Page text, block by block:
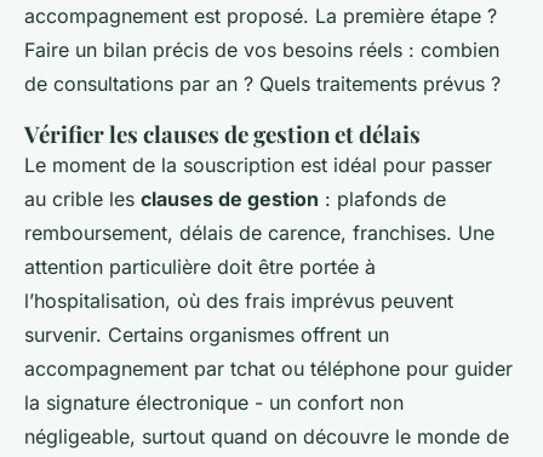
accompagnement est proposé. La première étape ?
Faire un bilan précis de vos besoins réels : combien
de consultations par an ? Quels traitements prévus ?
Vérifier les clauses de gestion et délais
Le moment de la souscription est idéal pour passer
au crible les clauses de gestion : plafonds de
remboursement, délais de carence, franchises. Une
attention particulière doit être portée à
l’hospitalisation, où des frais imprévus peuvent
survenir. Certains organismes offrent un
accompagnement par tchat ou téléphone pour guider
la signature électronique - un confort non
négligeable, surtout quand on découvre le monde de